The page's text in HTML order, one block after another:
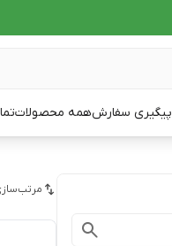
پیگیری سفارشهمه محصولات